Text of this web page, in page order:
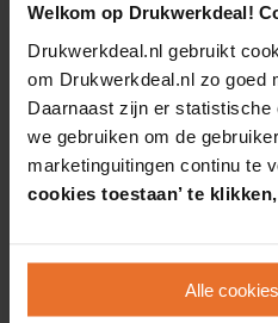
Welkom op Drukwerkdeal!
Drukwerkdeal.nl gebruikt
om Drukwerkdeal.nl zo goed
Daarnaast zijn er
we gebruiken om de
marketinguitingen continu te
cookies toestaan’ te
Alle